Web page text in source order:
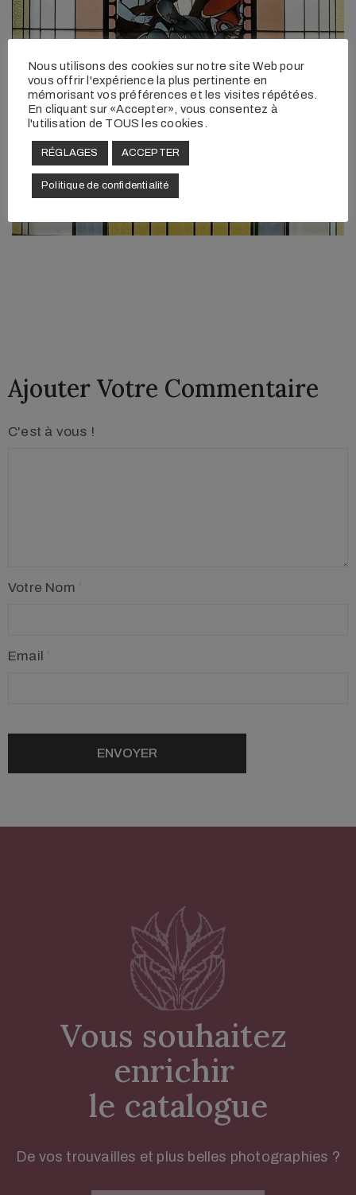
Ajouter Votre Commentaire
C'est à vous !
Votre Nom
Email
Vous souhaitez
enrichir
le catalogue
De vos trouvailles et plus belles photographies ?
Nous utilisons des cookies sur notre site Web pour
vous offrir l'expérience la plus pertinente en
mémorisant vos préférences et les visites répétées.
En cliquant sur «Accepter», vous consentez à
l'utilisation de TOUS les cookies.
RÉGLAGES ACCEPTER
Politique de confidentialité